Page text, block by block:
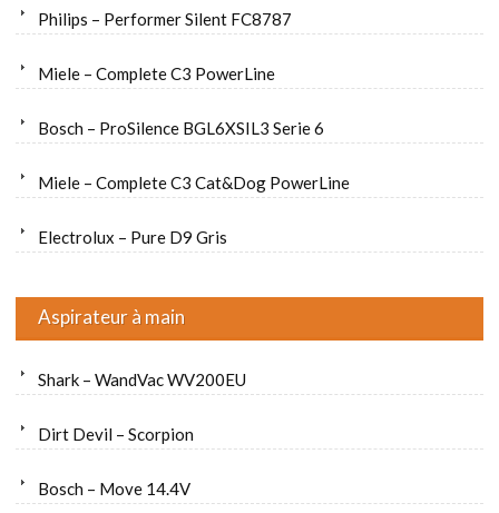
Philips – Performer Silent FC8787
Miele – Complete C3 PowerLine
Bosch – ProSilence BGL6XSIL3 Serie 6
Miele – Complete C3 Cat&Dog PowerLine
Electrolux – Pure D9 Gris
Aspirateur à main
Shark – WandVac WV200EU
Dirt Devil – Scorpion
Bosch – Move 14.4V